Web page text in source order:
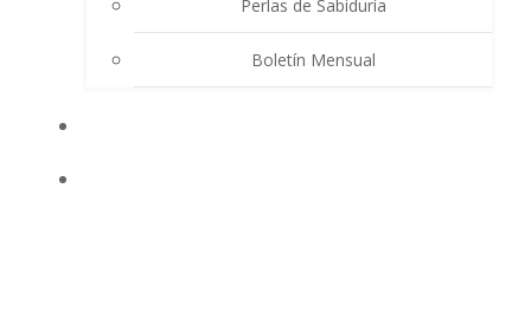
Perlas de Sabiduría
Boletín Mensual